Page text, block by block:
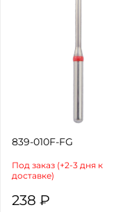
839-010F-FG
Под заказ (+2-3 дня к
доставке)
238 ₽